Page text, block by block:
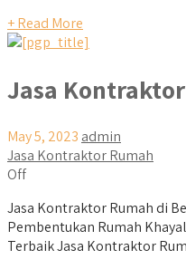
+ Read More
Jasa
May 5, 2023 admin
Jasa Kontraktor Rumah
Off
Jasa Kontraktor Rumah di
Pembentukan Rumah
Terbaik Jasa Kontraktor